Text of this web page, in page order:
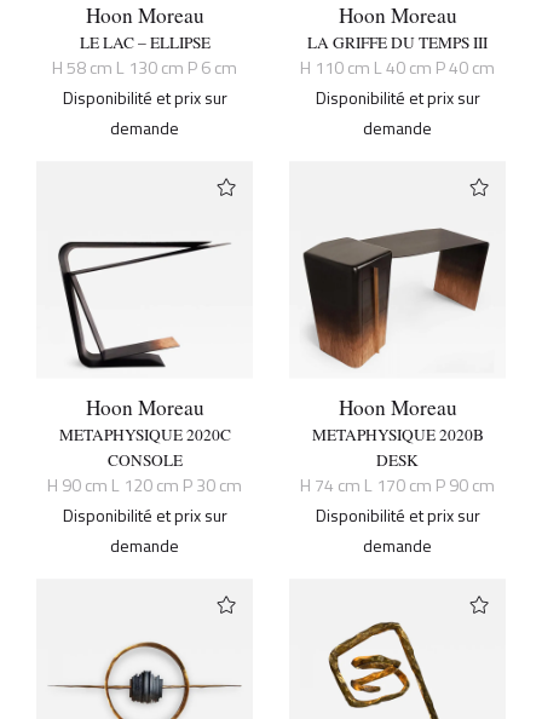
Hoon Moreau
LE LAC – ELLIPSE
H 58 cm L 130 cm P 6 cm
Disponibilité et prix sur
demande
Hoon Moreau
LA GRIFFE DU TEMPS III
H 110 cm L 40 cm P 40 cm
Disponibilité et prix sur
demande
Hoon Moreau
METAPHYSIQUE 2020C
CONSOLE
H 90 cm L 120 cm P 30 cm
Disponibilité et prix sur
demande
Hoon Moreau
METAPHYSIQUE 2020B
DESK
H 74 cm L 170 cm P 90 cm
Disponibilité et prix sur
demande